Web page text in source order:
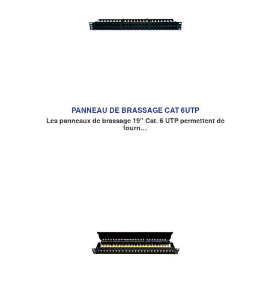
PANNEAU DE BRASSAGE CAT 6UTP
Les panneaux de brassage 19’’ Cat. 6 UTP permettent de
fourn…